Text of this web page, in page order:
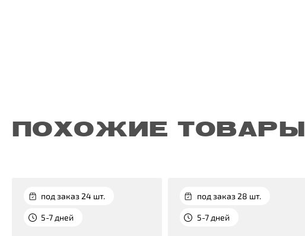
ПОХОЖИЕ ТОВАРЫ
под заказ 24 шт.
5-7 дней
под заказ 28 шт.
5-7 дней